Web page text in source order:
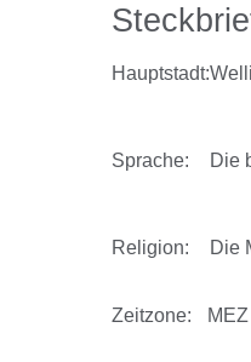
Hauptstadt:
Sprache: Die
Religion: Die
Zeitzone: